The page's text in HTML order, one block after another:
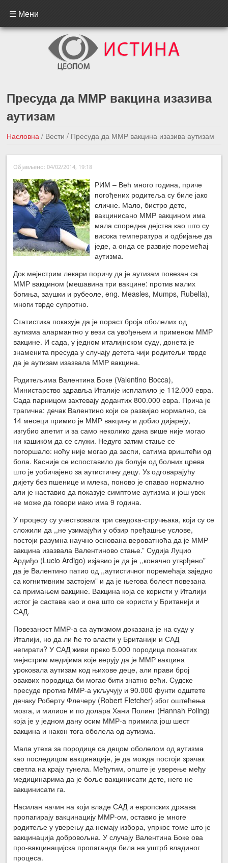
☰ Мени
Пресуда да ММР вакцина изазива
аутизам
Насловна / Вести/ Пресуда да ММР вакцина изазива аутизам
←Претходна вест
Следећа вест →
Објављено: 04/02/2014, 19:18
РИМ – Већ много година, приче
погођених родитеља су биле јако
сличне. Мало, бистро дете,
вакцинисано ММР вакцином има
мала споредна дејства као што су
висока температура и одбијање да
једе, а онда се развије поремећај
аутизма.
Док мејнстрим лекари поричу да је аутизам повезан са
ММР вакцином (мешавина три вакцине: против малих
богиња, заушки и рубеоле, eng. Мeasles, Мumps, Rubella),
многи тврде супротно.
Статистика показује да је пораст броја оболелих од
аутизма алармантно у вези са увођењем и применом ММР
вакцине. И сада, у једном италијнском суду, донета је
знаменита пресуда у случају детета чији родитељи тврде
да је аутизам изазвала ММР вакцина.
Родитељима Валентина Боке (Valentino Bocca),
Министарство здравља Италије исплатило је 112.000 евра.
Сада парницом захтевају додантих 800.000 евра. Прича је
трагична: дечак Валентино који се развијао нормално, са
14 месеци примио је ММР вакцину и добио дијареју,
изгубио апетит и за само неколико дана више није могао
ни кашикoм да се служи. Недуго затим стање се
погоршало: ноћу није могао да заспи, сатима вриштећи од
бола. Касније се испоставило да болује од болних црева
што је уобичајено за аутистичну децу. Уз одговарајућу
дијету без пшенице и млека, поново је спавао нормално
али је наставио да показује симптоме аутизма и још увек
не може да говори иако има 9 година.
У процесу су учествовала три сведока-стручњака, који су се
сложили да ,,не узимајући у обзир пређашње услове,
постоји разумна научно основана вероватноћа да је ММР
вакцина изазвала Валентиново стање.” Судија Луцио
Ардиђо (Lucio Ardigo) изјавио је да је ,,коначно утврђено”
да је Валентино патио од ,,аутистичног поремећаја заједно
са когнитивним застојем” и да је његова болест повезана
са примањем вакцине. Вакцина која се користи у Италији
истог је састава као и она што се користи у Британији и
САД.
Повезаност ММР-а са аутизмом доказана је на суду у
Италији, но да ли ће то власти у Британији и САД
негирати? У САД живи преко 5.000 породица познатих
мејнстрим медијима које верују да је ММР вакцина
уроковала аутизам код њихове деце, али прави број
оваквих породица би могао бити знатно већи. Судске
пресуде против ММР-а укључују и 90.000 фунти одштете
дечаку Роберту Флечеру (Robert Fletcher) због оштећења
мозга, и милион и по долара Хани Полинг (Hannah Poling)
која је у једном дану осим ММР-а примила још шест
вакцина и након тога оболела од аутизма.
Мала утеха за породице са децом оболелом од аутизма
као последицом вакцинације, је да можда постоји зрачак
светла на крају тунела. Међутим, опште је уверење међу
медицинарима да је боље вакцинисати дете, него не
вакцинисати га.
Насилан начин на који владе САД и европских држава
пропагирају вакцинацију ММР-ом, оставио је многе
родитеље у уверењу да немају избора, упркос томе што је
вакцинација добровољна. У случају Валентина Боке ова
про-вакцинацијска пропаганда била на уштрб владиног
процеса.